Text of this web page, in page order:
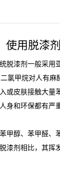
使用脱漆
脱漆剂一般采
甲烷对人有麻
皮肤接触大量
身和环保都有
甲醇、苯甲醛
漆剂相比，其